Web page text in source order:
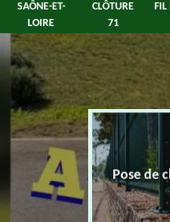
SAÔNE-ET-
LOIRE
CLÔTURE
71
FIL
Saône-et-
Pose de